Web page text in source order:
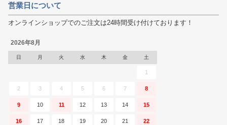
営業日について
オンラインショップでのご注文は24時間受け付けております！
2026年8月
日 月 火 水 木 金 土
1
2 3 4 5 6 7 8
9 10 11 12 13 14 15
16 17 18 19 20 21 22